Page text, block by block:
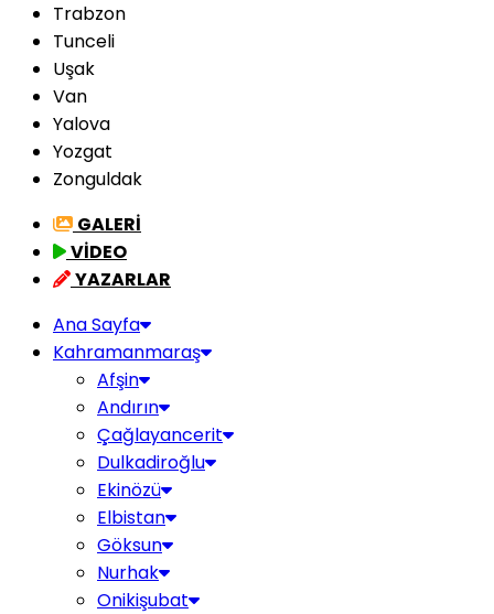
Trabzon
Tunceli
Uşak
Van
Yalova
Yozgat
Zonguldak
GALERİ
VİDEO
YAZARLAR
Ana Sayfa
Kahramanmaraş
Afşin
Andırın
Çağlayancerit
Dulkadiroğlu
Ekinözü
Elbistan
Göksun
Nurhak
Onikişubat